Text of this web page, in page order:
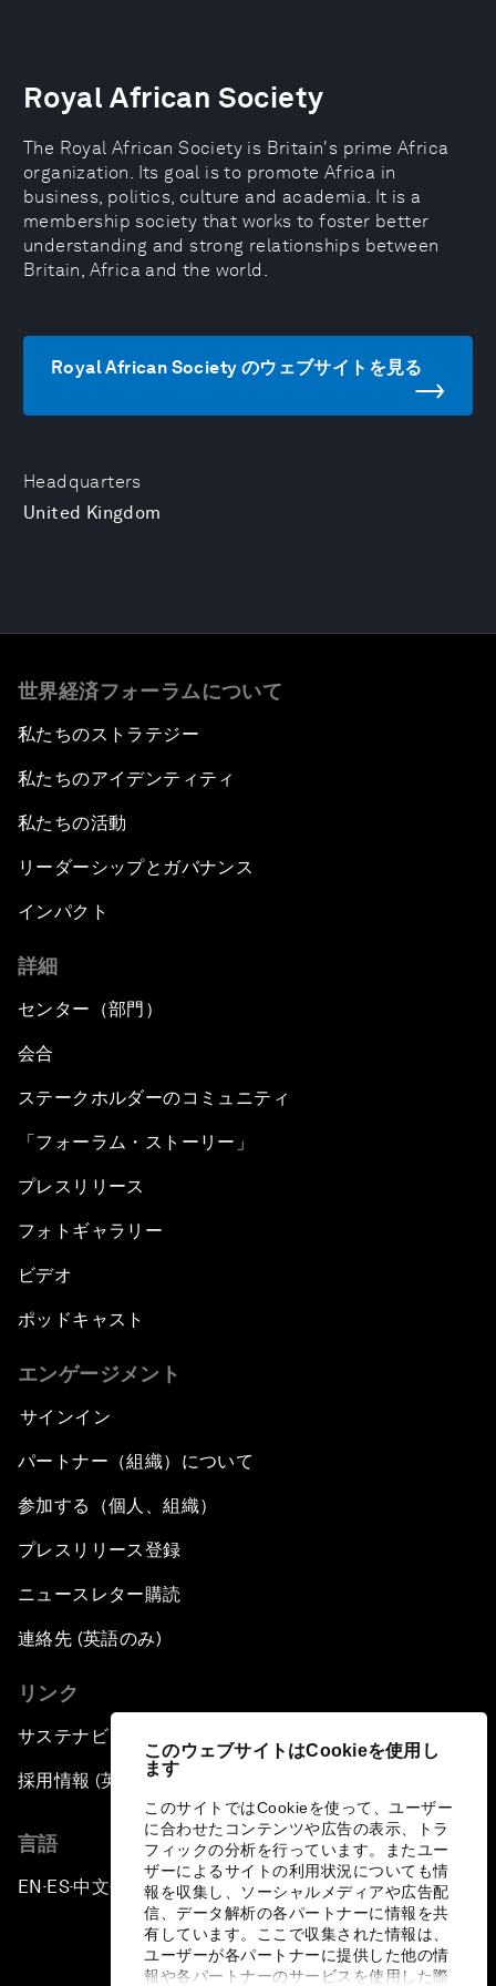
このウェブサイトはCookieを使用し
ます
このサイトではCookieを使って、ユーザー
に合わせたコンテンツや広告の表示、トラ
フィックの分析を行っています。またユー
ザーによるサイトの利用状況についても情
報を収集し、ソーシャルメディアや広告配
信、データ解析の各パートナーに情報を共
有しています。ここで収集された情報は、
ユーザーが各パートナーに提供した他の情
報や各パートナーのサービスを使用した際
Headquarters
United Kingdom
Royal African Society
The Royal African Society is Britain's prime Africa
organization. Its goal is to promote Africa in
business, politics, culture and academia. It is a
membership society that works to foster better
understanding and strong relationships between
Britain, Africa and the world.
Royal African Society のウェブサイトを見る
世界経済フォーラムについて
私たちのストラテジー
私たちのアイデンティティ
私たちの活動
リーダーシップとガバナンス
インパクト
詳細
センター（部門）
会合
ステークホルダーのコミュニティ
「フォーラム・ストーリー」
プレスリリース
フォトギャラリー
ビデオ
ポッドキャスト
エンゲージメント
サインイン
パートナー（組織）について
参加する（個人、組織）
プレスリリース登録
ニュースレター購読
連絡先 (英語のみ)
リンク
サステナビリティへの取り組み
採用情報 (英語のみ)
言語
EN ▪ES▪中文▪ 日本語